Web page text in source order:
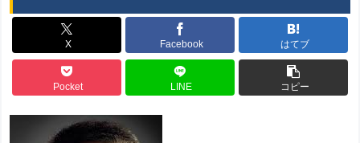
X Facebook はてブ
Pocket LINE コピー